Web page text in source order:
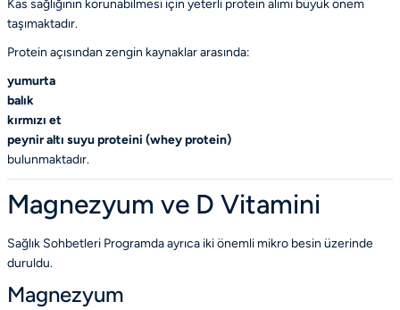
Kas sağlığının korunabilmesi için yeterli protein alımı büyük önem
taşımaktadır.
Protein açısından zengin kaynaklar arasında:
yumurta
balık
kırmızı et
peynir altı suyu proteini (whey protein)
bulunmaktadır.
Magnezyum ve D Vitamini
Sağlık Sohbetleri Programda ayrıca iki önemli mikro besin üzerinde
duruldu.
Magnezyum